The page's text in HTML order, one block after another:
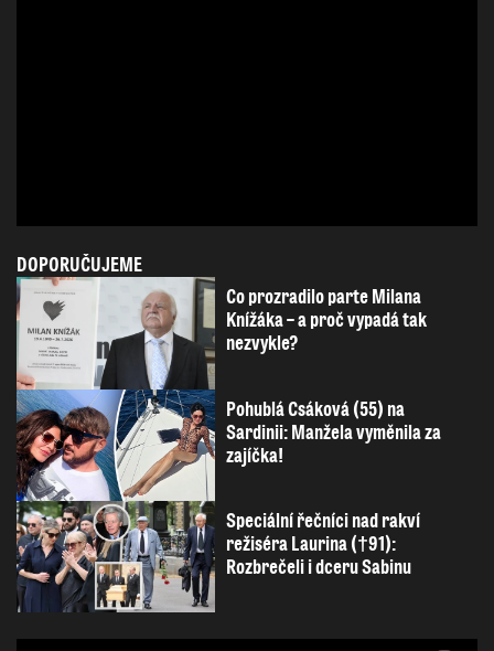
DOPORUČUJEME
Co prozradilo parte Milana
Knížáka – a proč vypadá tak
nezvykle?
Pohublá Csáková (55) na
Sardinii: Manžela vyměnila za
zajíčka!
Speciální řečníci nad rakví
režiséra Laurina (†91):
Rozbrečeli i dceru Sabinu